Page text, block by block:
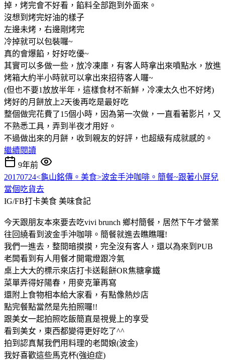
掉，烤完會不好看，餡料全部跑到外面來。
沒想到烤完好油的樣子
左邊未烤，右邊剛烤完
冷掉就可以包裝囉~
真的會爆餡，好好吃優~
其實可以多做一些，放冷凍庫，有客人時拿出來噴點水，放進
烤箱大約半小時就可以拿出來招待客人囉~
(但也不要1放放半年，這樣食材不新鮮，冷凍太久也不好烤)
烤好的月餅放上2天後再吃是最好吃
整個做完花費了15個小時，因為第一次做，一直看著影片，又
不熟悉工具，弄到半夜才用好。
不過做出來的月餅，收到親友的好評，也超級有成就感的。
繼續閱讀
9年前
20170724<龜山銘傳。美食>波金手沖咖啡。簡餐~跟著小屏兒
當個吃貨去
IG/FB打卡美食 美味食記
今天跟朋友本來要去吃vivi brunch 鄉村簡餐，居然下午才營業
往回繞看到波金手沖咖啡。簡餐就進去瞧瞧囉!
我們一進去，整間暗摸摸，完全沒有客人，還以為來到PUB
老闆看到有人用餐才開電燈跟冷氣
桌上大大的標示來店打卡送鬆餅OR焦糖拿鐵
菜單弄得好陽春，用麥克筆再寫
還附上食物相本給大家看，有點像熱炒店
點完餐點當然是先拍照囉!!
跟美女一起拍照吃飯簡直是視覺上的享受
看到美女，東西都變得更好吃了^^
拍到認真幫我們用料理的老闆娘(波金)
我好喜歡這些馬克杯(強迫症)